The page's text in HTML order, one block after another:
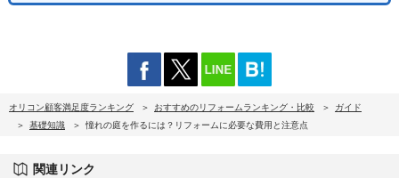
オリコン顧客満足度ランキング おすすめのリフォームランキング・比較
ガイド
基礎知識
憧れの庭を作るには？リフォームに必要な費用と注意点
関連リンク